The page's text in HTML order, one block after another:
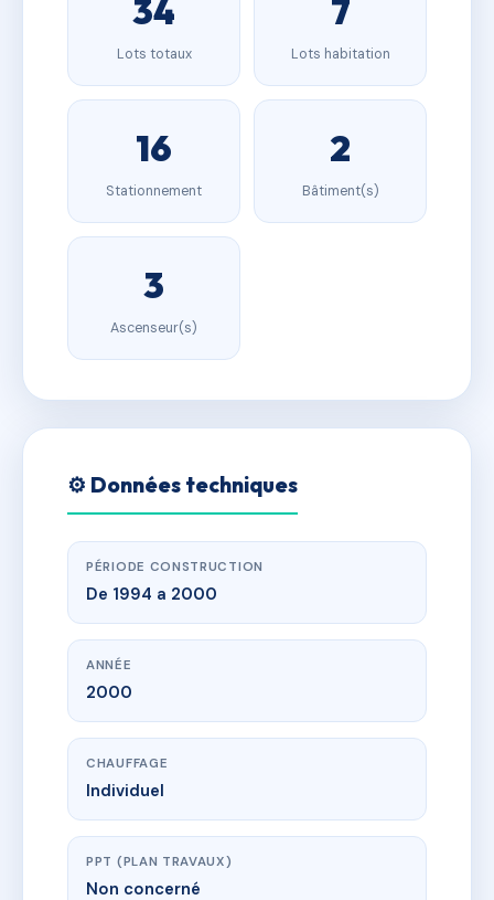
34
Lots totaux
7
Lots habitation
16
Stationnement
2
Bâtiment(s)
3
Ascenseur(s)
⚙️ Données techniques
PÉRIODE CONSTRUCTION
De 1994 a 2000
ANNÉE
2000
CHAUFFAGE
Individuel
PPT (PLAN TRAVAUX)
Non concerné